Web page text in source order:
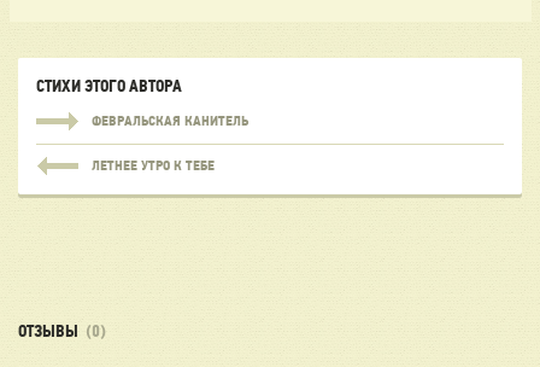
СТИХИ ЭТОГО АВТОРА
ФЕВРАЛЬСКАЯ КАНИТЕЛЬ
ЛЕТНЕЕ УТРО К ТЕБЕ
ОТЗЫВЫ (0)